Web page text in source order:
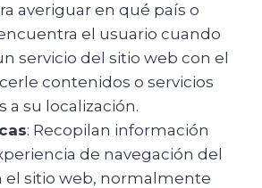
averiguar en qué país o
el usuario cuando
servicio del sitio web con el
contenidos o servicios
a su localización.
: Recopilan información
de navegación del
el sitio web, normalmente